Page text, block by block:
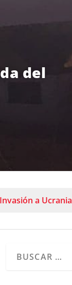
del
Invasión a Ucrania